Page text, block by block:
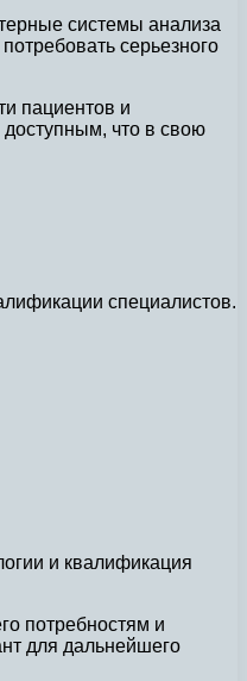
системы анализа
серьезного
пациентов и
что в свою
специалистов.
и квалификация
потребностям и
для дальнейшего